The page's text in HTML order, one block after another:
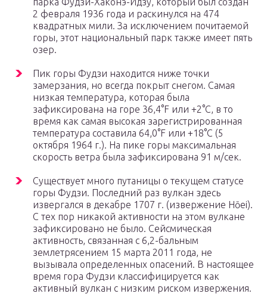
2 февраля 1936 года и раскинулся на 474
квадратных мили. За исключением почитаемой
горы, этот национальный парк также имеет пять
озер.
Пик горы Фудзи находится ниже точки
замерзания, но всегда покрыт снегом. Самая
низкая температура, которая была
зафиксирована на горе 36,4°F или +2°С, в то
время как самая высокая зарегистрированная
температура составила 64,0°F или +18°С (5
октября 1964 г.). На пике горы максимальная
скорость ветра была зафиксирована 91 м/сек.
Существует много путаницы о текущем статусе
горы Фудзи. Последний раз вулкан здесь
извергался в декабре 1707 г. (извержение Hōei).
С тех пор никакой активности на этом вулкане
зафиксировано не было. Сейсмическая
активность, связанная с 6,2-бальным
землетрясением 15 марта 2011 года, не
вызывала определенных опасений. В настоящее
время гора Фудзи классифицируется как
активный вулкан с низким риском извержения.